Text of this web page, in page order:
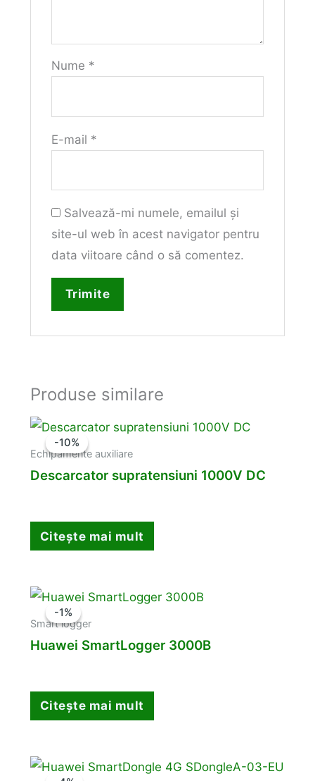
Nume *
E-mail *
Salvează-mi numele, emailul și
site-ul web în acest navigator pentru
data viitoare când o să comentez.
Produse similare
-10%
-10%
Echipamente auxiliare
Descarcator supratensiuni 1000V DC
Citește mai mult
-1%
-1%
Smart logger
Huawei SmartLogger 3000B
Citește mai mult